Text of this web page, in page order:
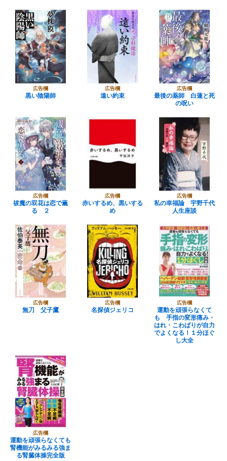
広告欄
黒い陰陽師
広告欄
遠い約束
広告欄
最後の薬師 白蓮と死
の呪い
広告欄
祓魔の双花は恋で薫
る ２
広告欄
赤いするめ、黒いする
め
広告欄
私の幸福論 宇野千代
人生座談
広告欄
無刀 父子鷹
広告欄
名探偵ジェリコ
広告欄
運動を頑張らなくて
も 手指の変形痛み・
はれ・こわばりが自力
でよくなる！１分ほぐ
し大全
広告欄
運動を頑張らなくても
腎機能がみるみる強ま
る腎臓体操完全版